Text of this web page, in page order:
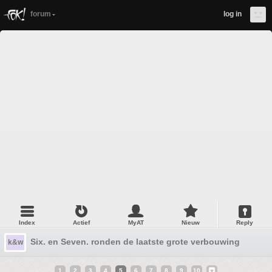
forum log in
Index Actief MyAT Nieuw Reply
k&w Six. en Seven. ronden de laatste grote verbouwing af #30
1 2 3 4 5 6 7 8 9 10